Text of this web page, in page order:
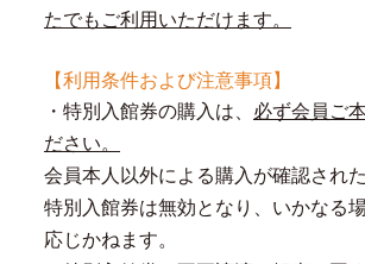
たでもご利用いただけます。
【利用条件および注意事項】
・特別入館券の購入は、 必ず会員ご
ださい。
会員本人以外による購入が確認され
特別入館券は無効となり、いかなる
応じかねます。